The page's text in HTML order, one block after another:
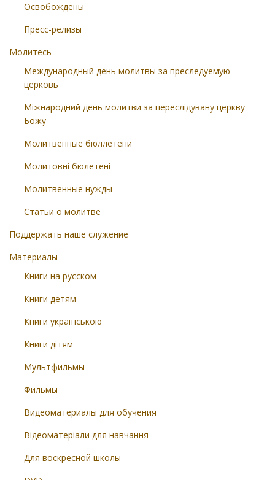
Освобождены
Пресс-релизы
Молитесь
Международный день молитвы за преследуемую
церковь
Міжнародний день молитви за переслідувану церкву
Божу
Молитвенные бюллетени
Молитовні бюлетені
Молитвенные нужды
Статьи о молитве
Поддержать наше служение
Материалы
Книги на русском
Книги детям
Книги українською
Книги дітям
Мультфильмы
Фильмы
Видеоматериалы для обучения
Відеоматеріали для навчання
Для воскресной школы